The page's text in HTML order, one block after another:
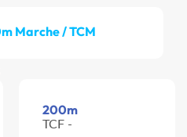
Marche / TCM
200m
TCF -